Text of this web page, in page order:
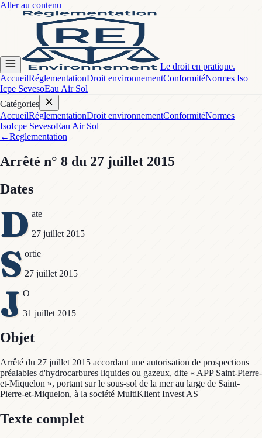
Aller au contenu
Le droit en pratique.
AccueilRéglementationDroit environnementConformitéNormes Iso
Icpe SevesoEau Air Sol
Catégories
AccueilRéglementationDroit environnementConformitéNormes
IsoIcpe SevesoEau Air Sol
←Reglementation
Arrêté n° 8 du 27 juillet 2015
Dates
D ate
27 juillet 2015
S ortie
27 juillet 2015
J O
31 juillet 2015
Objet
Arrêté du 27 juillet 2015 accordant une autorisation de prospections
préalables d'hydrocarbures liquides ou gazeux, dite « APP Saint-Pierre-
et-Miquelon », portant sur le sous-sol de la mer au large de Saint-
Pierre-et-Miquelon, à la société MultiKlient Invest AS
Texte complet